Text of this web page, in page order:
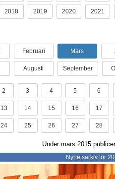
2018 2019 2020 2021
Februari Mars
Augusti September
2 3 4 5 6
13 14 15 16 17
24 25 26 27 28
Under mars 2015
Nyhetsarkiv för